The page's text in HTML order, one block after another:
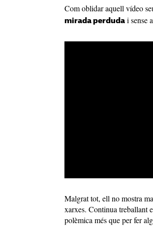
Com oblidar aquell vídeo
mirada perduda i sense
Malgrat tot, ell no mostra
xarxes. Continua treballant
polèmica més que per fer